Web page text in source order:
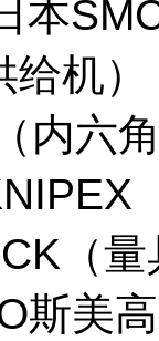
本
给机
内六
（
斯美